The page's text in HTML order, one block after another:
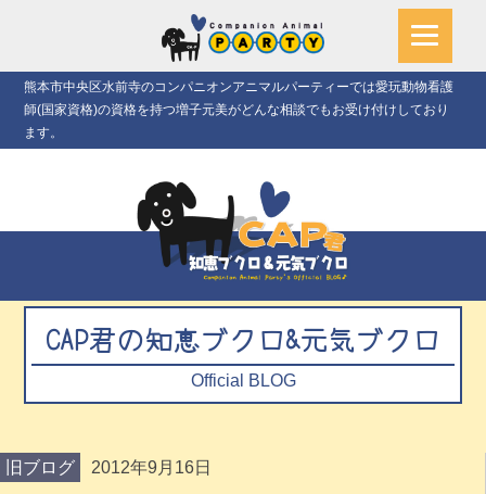
熊本市中央区水前寺のコンパニオンアニマルパーティーでは愛玩動物看護
師(国家資格)の資格を持つ増子元美がどんな相談でもお受け付けしており
ます。
CAP君の知恵ブクロ&元気ブクロ
Official BLOG
旧ブログ 2012年9月16日